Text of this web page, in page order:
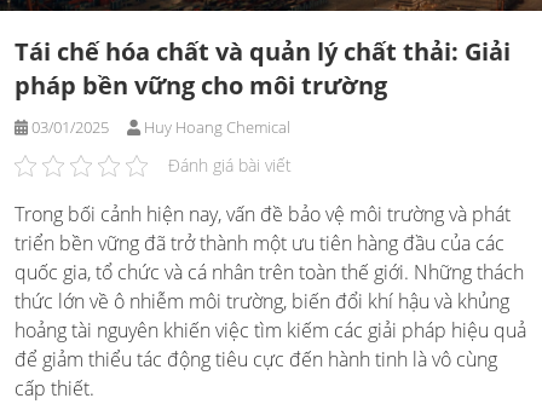
Tái chế hóa chất và quản lý chất thải: Giải
pháp bền vững cho môi trường
03/01/2025 Huy Hoang Chemical
Đánh giá bài viết
Trong bối cảnh hiện nay, vấn đề bảo vệ môi trường và phát
triển bền vững đã trở thành một ưu tiên hàng đầu của các
quốc gia, tổ chức và cá nhân trên toàn thế giới. Những thách
thức lớn về ô nhiễm môi trường, biến đổi khí hậu và khủng
hoảng tài nguyên khiến việc tìm kiếm các giải pháp hiệu quả
để giảm thiểu tác động tiêu cực đến hành tinh là vô cùng
cấp thiết.